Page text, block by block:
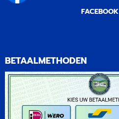
FACEBOOK
BETAALMETHODEN